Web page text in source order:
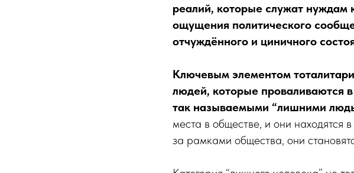
реалий, которые служат нуждам
ощущения политического
отчуждённого и циничного
Ключевым элементом
людей, которые проваливаются
так называемыми “лишними
места в обществе, и они находятся
за рамками общества, они